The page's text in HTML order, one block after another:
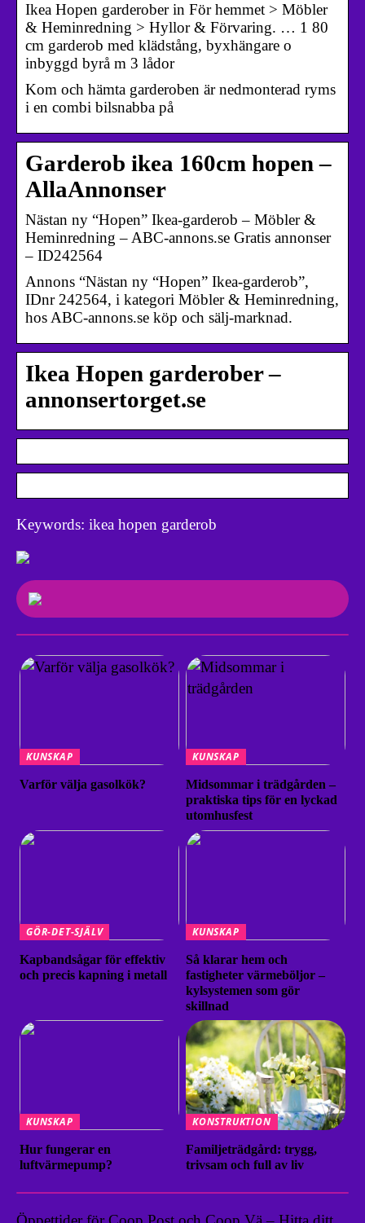
Ikea Hopen garderober in För hemmet > Möbler
& Heminredning > Hyllor & Förvaring. … 1 80
cm garderob med klädstång, byxhängare o
inbyggd byrå m 3 lådor
Kom och hämta garderoben är nedmonterad ryms
i en combi bilsnabba på
Garderob ikea 160cm hopen –
AllaAnnonser
Nästan ny “Hopen” Ikea-garderob – Möbler &
Heminredning – ABC-annons.se Gratis annonser
– ID242564
Annons “Nästan ny “Hopen” Ikea-garderob”,
IDnr 242564, i kategori Möbler & Heminredning,
hos ABC-annons.se köp och sälj-marknad.
Ikea Hopen garderober –
annonsertorget.se
Keywords: ikea hopen garderob
KUNSKAP
Varför välja gasolkök?
KUNSKAP
Midsommar i trädgården –
praktiska tips för en lyckad
utomhusfest
GÖR-DET-SJÄLV
Kapbandsågar för effektiv
och precis kapning i metall
KUNSKAP
Så klarar hem och
fastigheter värmeböljor –
kylsystemen som gör
skillnad
KUNSKAP
Hur fungerar en
luftvärmepump?
KONSTRUKTION
Familjeträdgård: trygg,
trivsam och full av liv